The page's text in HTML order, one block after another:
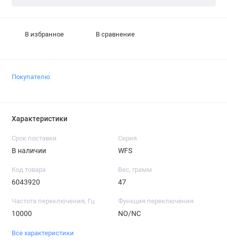
В избранное В сравнение
Покупателю
Характеристики
Срок поставки
В наличии
Серия
WFS
Код товара
6043920
Вес, грамм
47
Частота переключения, Гц
10000
Функция переключения
NO/NC
Все характеристики